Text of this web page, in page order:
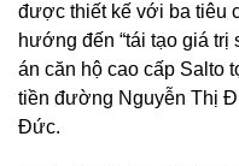
được thiết kế với ba tiêu
hướng đến “tái tạo giá
án căn hộ cao cấp Salto
tiền đường Nguyễn Thị
Đức.